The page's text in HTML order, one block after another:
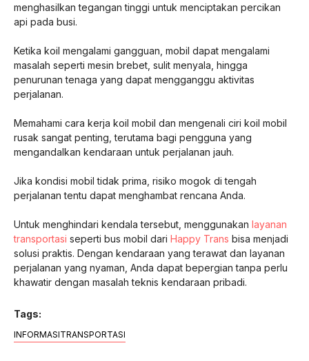
menghasilkan tegangan tinggi untuk menciptakan percikan
api pada busi.
Ketika koil mengalami gangguan, mobil dapat mengalami
masalah seperti mesin brebet, sulit menyala, hingga
penurunan tenaga yang dapat mengganggu aktivitas
perjalanan.
Memahami cara kerja koil mobil dan mengenali ciri koil mobil
rusak sangat penting, terutama bagi pengguna yang
mengandalkan kendaraan untuk perjalanan jauh.
Jika kondisi mobil tidak prima, risiko mogok di tengah
perjalanan tentu dapat menghambat rencana Anda.
Untuk menghindari kendala tersebut, menggunakan layanan
transportasi seperti bus mobil dari Happy Trans bisa menjadi
solusi praktis. Dengan kendaraan yang terawat dan layanan
perjalanan yang nyaman, Anda dapat bepergian tanpa perlu
khawatir dengan masalah teknis kendaraan pribadi.
Tags:
INFORMASITRANSPORTASI